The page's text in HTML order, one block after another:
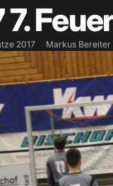
7.
2017 Markus Bereiter